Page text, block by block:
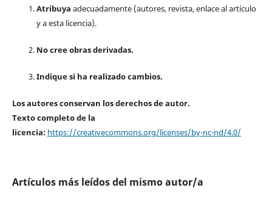
Atribuya adecuadamente (autores, revista, enlace al artículo
y a esta licencia).
No cree obras derivadas.
Indique si ha realizado cambios.
Los autores conservan los derechos de autor.
Texto completo de la
licencia: https://creativecommons.org/licenses/by-nc-nd/4.0/
Artículos más leídos del mismo autor/a